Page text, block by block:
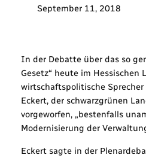
September 11, 2018
In der Debatte über das so
Gesetz“ heute im Hessischen
wirtschaftspolitische Sprecher
Eckert, der schwarzgrünen
vorgeworfen, „bestenfalls
Modernisierung der
Eckert sagte in der